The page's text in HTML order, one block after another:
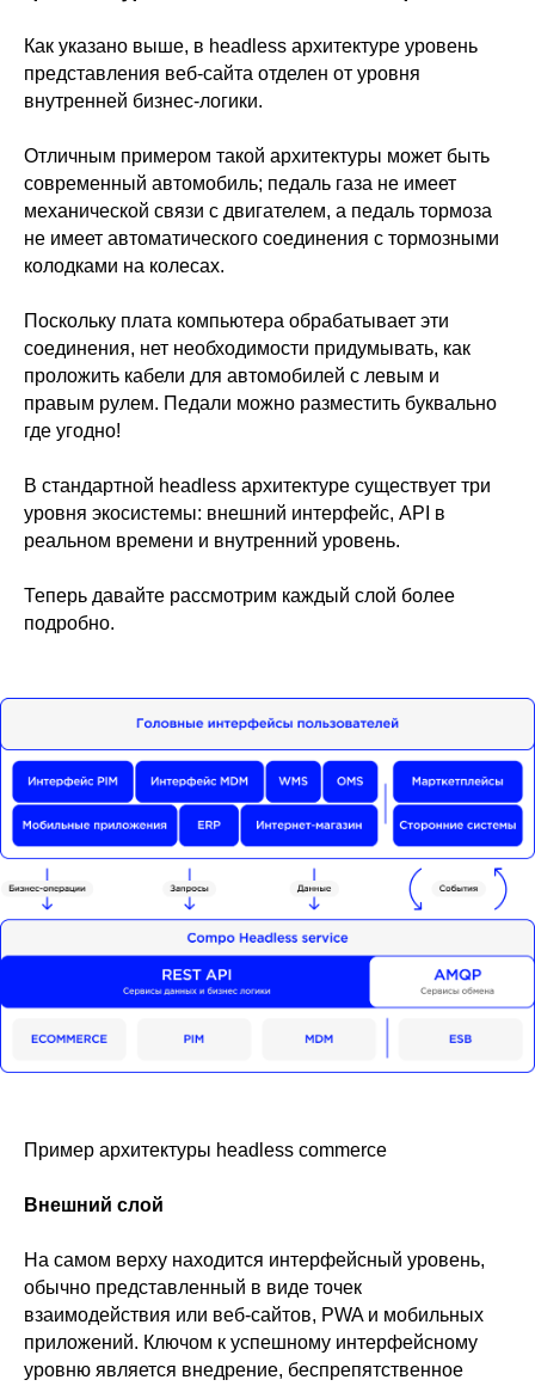
Как указано выше, в headless архитектуре уровень
представления веб-сайта отделен от уровня
внутренней бизнес-логики.
Отличным примером такой архитектуры может быть
современный автомобиль; педаль газа не имеет
механической связи с двигателем, а педаль тормоза
не имеет автоматического соединения с тормозными
колодками на колесах.
Поскольку плата компьютера обрабатывает эти
соединения, нет необходимости придумывать, как
проложить кабели для автомобилей с левым и
правым рулем. Педали можно разместить буквально
где угодно!
В стандартной headless архитектуре существует три
уровня экосистемы: внешний интерфейс, API в
реальном времени и внутренний уровень.
Теперь давайте рассмотрим каждый слой более
подробно.
Пример архитектуры headless commerce
Внешний слой
На самом верху находится интерфейсный уровень,
обычно представленный в виде точек
взаимодействия или веб-сайтов, PWA и мобильных
приложений. Ключом к успешному интерфейсному
уровню является внедрение, беспрепятственное